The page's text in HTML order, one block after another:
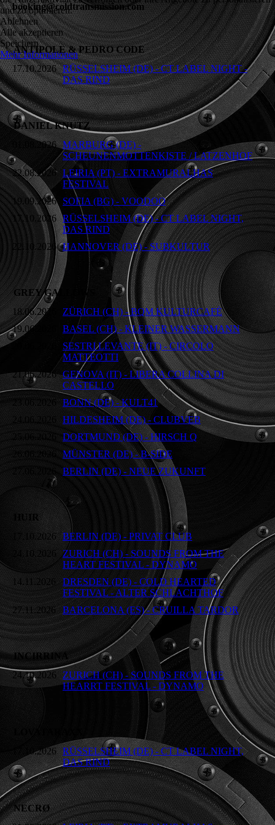
booking@coldtransmission.com
ANTIPOLE & PEDRO CODE
17.10.2026 RÜSSELSHEIM (DE) - CT LABEL NIGHT -
DAS RIND
DANIEL KNUTZ
01.08.2026 MARBURG (DE) -
SCHEUNENMOTTENKISTE / LATZENHOF
22.08.2026 LEIRIA (PT) - EXTRAMURALHAS
FESTIVAL
19.09.2026
SOFIA (BG) - VOODOO
17.10.2026 RÜSSELSHEIM (DE) - CT LABEL NIGHT,
DAS RIND
22.10.2026 HANNOVER (DE) - SUBKULTUR
GREY GALLOWS
18.06.2026
ZÜRICH (CH) - BQM KULTURCAFÉ
19.06.2026
BASEL (CH) - KLEINER WASSERMANN
SESTRI LEVANTE (IT) - CIRCOLO
MATTEOTTI
21.06.2026
GENOVA (IT) - LIBERA COLLINA DI
CASTELLO
23.06.2026
BONN (DE) - KULT41
24.06.2026
HILDESHEIM (DE) - CLUBVEB
25.06.2026
DORTMUND (DE) - HIRSCH Q
26.06.2026
MÜNSTER (DE) - B-SIDE
BERLIN (DE) - NEUE ZUKUNFT
HUIR
17.10.2026 BERLIN (DE) - PRIVAT CLUB
24.10.2026
ZURICH (CH) - SOUNDS FROM THE
HEART FESTIVAL - DYNAMO
14.11.2026
DRESDEN (DE) - COLD HEARTED
FESTIVAL - ALTER SCHLACHTHOF
27.11.2026
BARCELONA (ES) - CRUILLA TARDOR
INCIRRINA
24.10.2026
ZURICH (CH) - SOUNDS FROM THE
HEARRT FESTIVAL - DYNAMO
17.10.2026 RÜSSELSHEIM (DE) - CT LABEL NIGHT,
DAS RIND
NECRØ
und zu optimieren.
Ablehnen
Alle akzeptieren
Speichern
Mehr Informationen